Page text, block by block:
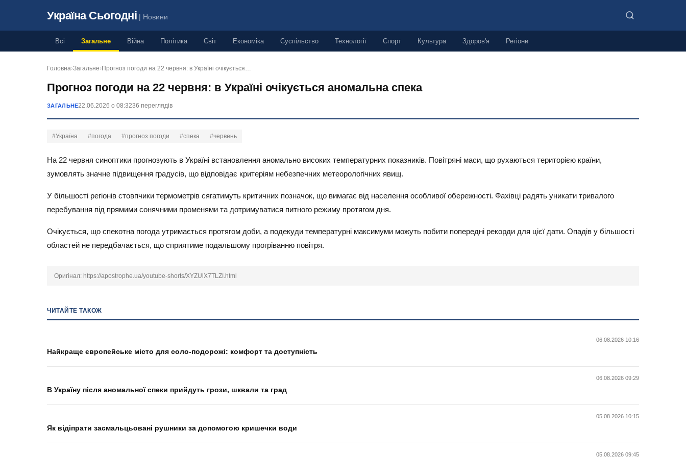
Україна Сьогодні | Новини
Всі Загальне Війна Політика Світ Економіка Суспільство Технології Спорт Культура Здоров'я Регіони
Головна›Загальне› Прогноз погоди на 22 червня: в Україні очікується…
Прогноз погоди на 22 червня: в Україні очікується аномальна спека
ЗАГАЛЬНЕ22.06.2026 о 08:3236 переглядів
#Україна #погода #прогноз погоди #спека #червень
На 22 червня синоптики прогнозують в Україні встановлення аномально високих температурних показників. Повітряні маси, що рухаються територією країни,
зумовлять значне підвищення градусів, що відповідає критеріям небезпечних метеорологічних явищ.
У більшості регіонів стовпчики термометрів сягатимуть критичних позначок, що вимагає від населення особливої обережності. Фахівці радять уникати тривалого
перебування під прямими сонячними променями та дотримуватися питного режиму протягом дня.
Очікується, що спекотна погода утримається протягом доби, а подекуди температурні максимуми можуть побити попередні рекорди для цієї дати. Опадів у більшості
областей не передбачається, що сприятиме подальшому прогріванню повітря.
Оригінал: https://apostrophe.ua/youtube-shorts/XYZUlX7TLZI.html
ЧИТАЙТЕ ТАКОЖ
06.08.2026 10:16
Найкраще європейське місто для соло-подорожі: комфорт та доступність
06.08.2026 09:29
В Україну після аномальної спеки прийдуть грози, шквали та град
05.08.2026 10:15
Як відіпрати засмальцьовані рушники за допомогою кришечки води
05.08.2026 09:45